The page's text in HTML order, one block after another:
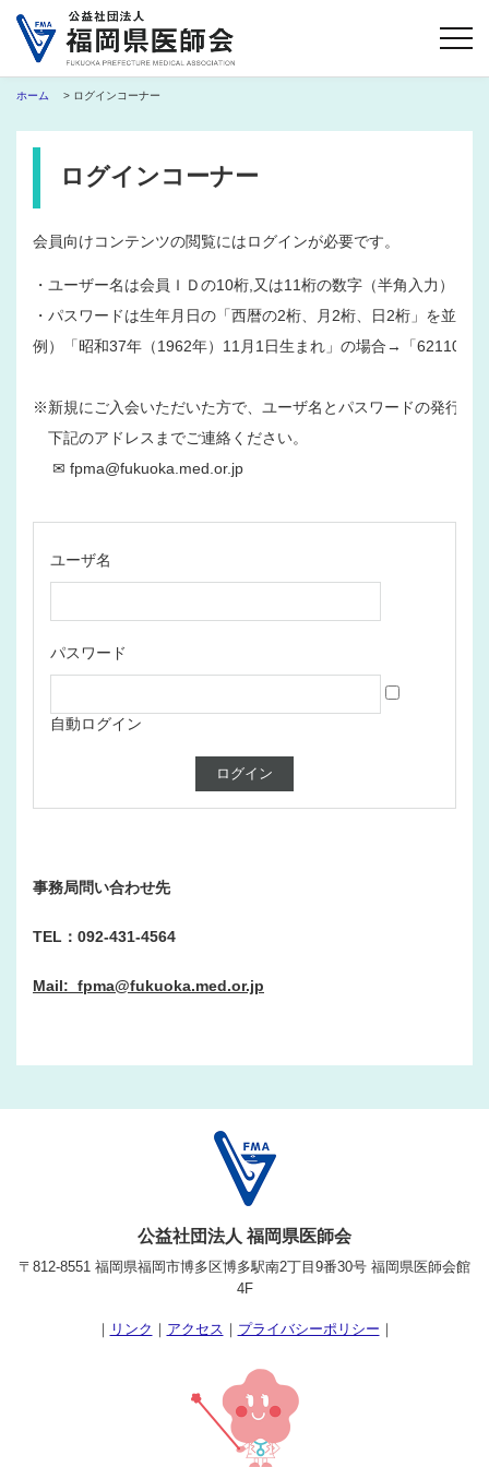
ホーム > ログインコーナー
ログインコーナー
会員向けコンテンツの閲覧にはログインが必要です。
・ユーザー名は会員ＩＤの10桁,又は11桁の数字（半角入力）
・パスワードは生年月日の「西暦の2桁、月2桁、日2桁」を並べ
例）「昭和37年（1962年）11月1日生まれ」の場合→「621101」
※新規にご入会いただいた方で、ユーザ名とパスワードの発行を
下記のアドレスまでご連絡ください。
ユーザ名
パスワード
自動ログイン
事務局問い合わせ先
TEL：092-431-4564
Mail: fpma@fukuoka.med.or.jp
公益社団法人 福岡県医師会
〒812-8551 福岡県福岡市博多区博多駅南2丁目9番30号 福岡県医師会館
4F
｜ リンク ｜ アクセス ｜ プライバシーポリシー ｜